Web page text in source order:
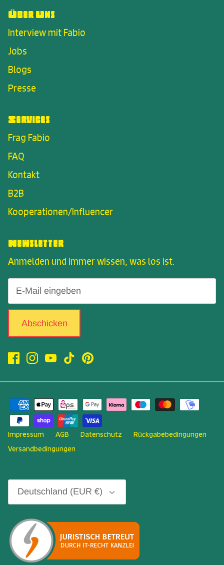
Über Uns
Interview mit Fabio
Jobs
Blogs
Presse
Services
Frag Fabio
FAQ
Kontakt
B2B
Kooperationen/Influencer
Newsletter
Anmelden und immer wissen, was los ist.
Abschicken
Impressum AGB Datenschutz Rückgabebedingungen
Versandbedingungen
Deutschland (EUR €)